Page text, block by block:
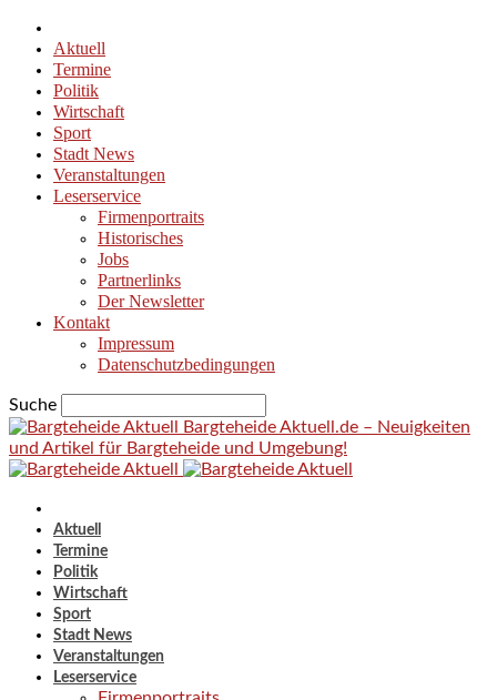
Aktuell
Termine
Politik
Wirtschaft
Sport
Stadt News
Veranstaltungen
Leserservice
Firmenportraits
Historisches
Jobs
Partnerlinks
Der Newsletter
Kontakt
Impressum
Datenschutzbedingungen
Suche
Bargteheide Aktuell.de – Neuigkeiten
und Artikel für Bargteheide und Umgebung!
Aktuell
Termine
Politik
Wirtschaft
Sport
Stadt News
Veranstaltungen
Leserservice